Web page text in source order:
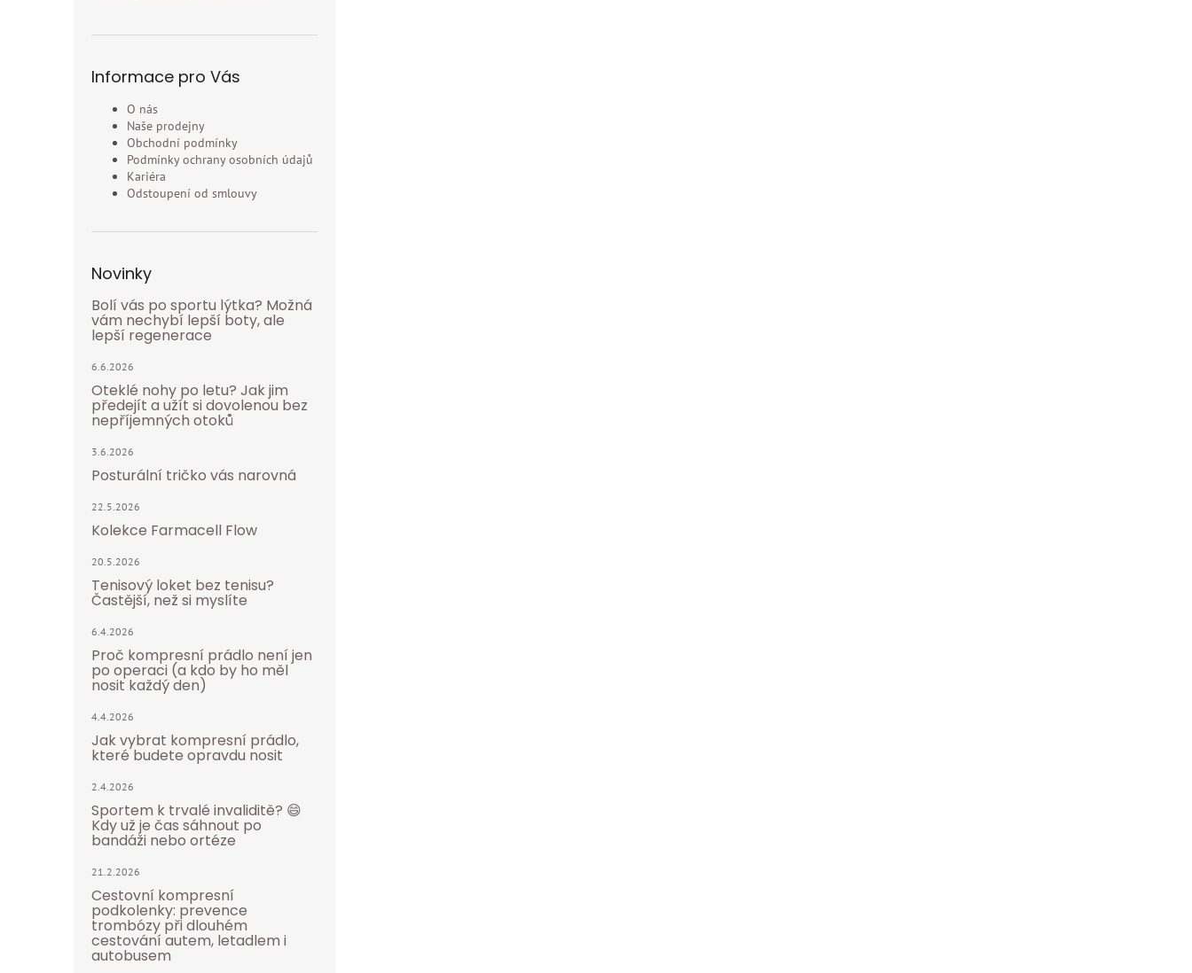
Informace pro Vás
O nás
Naše prodejny
Obchodní podmínky
Podmínky ochrany osobních údajů
Kariéra
Odstoupení od smlouvy
Novinky
Bolí vás po sportu lýtka? Možná
vám nechybí lepší boty, ale
lepší regenerace
6.6.2026
Oteklé nohy po letu? Jak jim
předejít a užít si dovolenou bez
nepříjemných otoků
3.6.2026
Posturální tričko vás narovná
22.5.2026
Kolekce Farmacell Flow
20.5.2026
Tenisový loket bez tenisu?
Častější, než si myslíte
6.4.2026
Proč kompresní prádlo není jen
po operaci (a kdo by ho měl
nosit každý den)
4.4.2026
Jak vybrat kompresní prádlo,
které budete opravdu nosit
2.4.2026
Sportem k trvalé invaliditě? 😄
Kdy už je čas sáhnout po
bandáži nebo ortéze
21.2.2026
Cestovní kompresní
podkolenky: prevence
trombózy při dlouhém
cestování autem, letadlem i
autobusem